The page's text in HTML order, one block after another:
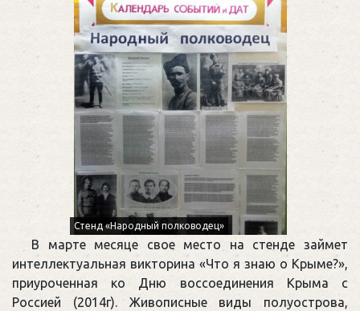
Стенд «Народный полководец»
В марте месяце свое место на стенде займет
интеллектуальная викторина «Что я знаю о Крыме?»,
приуроченная ко Дню воссоединения Крыма с
Россией (2014г). Живописные виды полуострова,